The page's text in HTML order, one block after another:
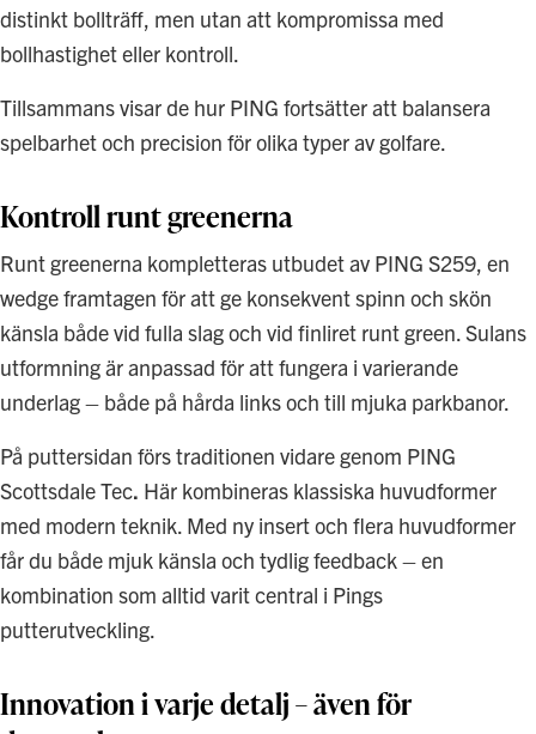
distinkt bollträff, men utan att kompromissa med
bollhastighet eller kontroll.
Tillsammans visar de hur PING fortsätter att balansera
spelbarhet och precision för olika typer av golfare.
Kontroll runt greenerna
Runt greenerna kompletteras utbudet av PING S259, en
wedge framtagen för att ge konsekvent spinn och skön
känsla både vid fulla slag och vid finliret runt green. Sulans
utformning är anpassad för att fungera i varierande
underlag – både på hårda links och till mjuka parkbanor.
På puttersidan förs traditionen vidare genom PING
Scottsdale Tec. Här kombineras klassiska huvudformer
med modern teknik. Med ny insert och flera huvudformer
får du både mjuk känsla och tydlig feedback – en
kombination som alltid varit central i Pings
putterutveckling.
Innovation i varje detalj – även för